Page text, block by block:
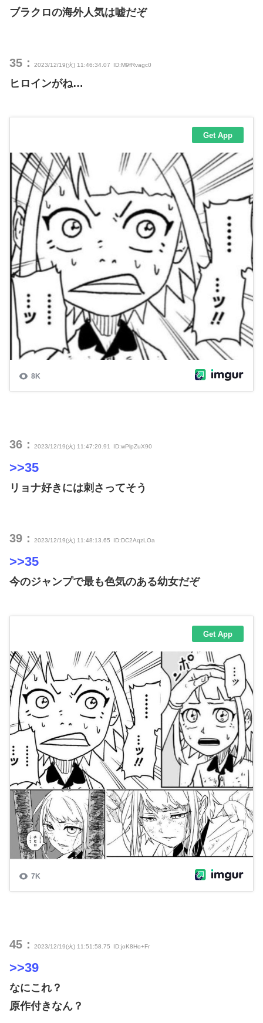
ブラクロの海外人気は嘘だぞ
35： 2023/12/19(火) 11:46:34.07 ID:M9fRvagc0
ヒロインがね…
36： 2023/12/19(火) 11:47:20.91 ID:wPlpZuX90
>>35
リョナ好きには刺さってそう
39： 2023/12/19(火) 11:48:13.65 ID:DC2AqzLOa
>>35
今のジャンプで最も色気のある幼女だぞ
45： 2023/12/19(火) 11:51:58.75 ID:joK8Ho+Fr
>>39
なにこれ？
原作付きなん？